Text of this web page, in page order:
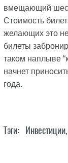
вмещающий
Стоимость
желающих это
билеты
таком наплыве
начнет
года.
Тэги: Инвестиции,